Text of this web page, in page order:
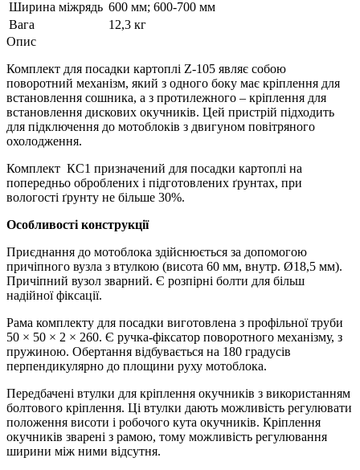
Ширина міжрядь 600 мм; 600-700 мм
Вага
12,3 кг
Опис
Комплект для посадки картоплі Z-105 являє собою
поворотний механізм, який з одного боку має кріплення для
встановлення сошника, а з протилежного – кріплення для
встановлення дискових окучників. Цей пристрій підходить
для підключення до мотоблоків з двигуном повітряного
охолодження.
Комплект КС1 призначений для посадки картоплі на
попередньо оброблених і підготовлених ґрунтах, при
вологості ґрунту не більше 30%.
Особливості конструкції
Приєднання до мотоблока здійснюється за допомогою
причіпного вузла з втулкою (висота 60 мм, внутр. Ø18,5 мм).
Причіпний вузол зварний. Є розпірні болти для більш
надійної фіксації.
Рама комплекту для посадки виготовлена ​​з профільної труби
50 × 50 × 2 × 260. Є ручка-фіксатор поворотного механізму, з
пружиною. Обертання відбувається на 180 градусів
перпендикулярно до площини руху мотоблока.
Передбачені втулки для кріплення окучників з використанням
болтового кріплення. Ці втулки дають можливість регулювати
положення висоти і робочого кута окучників. Кріплення
окучників зварені з рамою, тому можливість регулювання
ширини між ними відсутня.